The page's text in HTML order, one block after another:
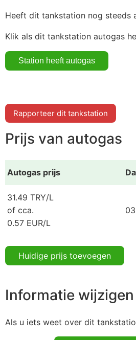
Heeft dit tankstation nog steeds
Klik als dit tankstation autogas
Rapporteer dit tankstation
Prijs van autogas
Autogas prijs
31.49 TRY/L
of cca.
0.57 EUR/L
Huidige prijs toevoegen
Informatie wijzigen
Als u iets weet over dit